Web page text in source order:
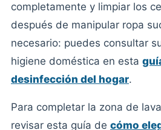
completamente y limpiar los
después de manipular ropa
necesario: puedes consultar
higiene doméstica en esta
desinfección del hogar.
Para completar la zona de
revisar esta guía de cómo